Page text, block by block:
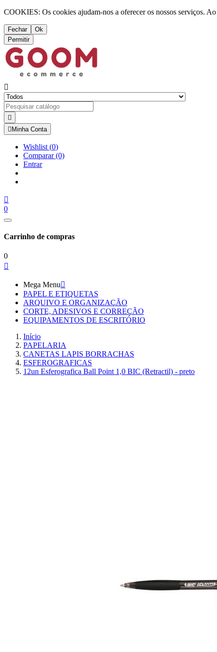
COOKIES: Os cookies ajudam-nos a oferecer os nossos serviços.
Fechar
Ok
Permitir


 Minha Conta
Wishlist (0)
Comparar(0)
Entrar

0
Carrinho de compras
0

Mega Menu
PAPEL E ETIQUETAS
ARQUIVO E ORGANIZAÇÃO
CORTE, ADESIVOS E CORREÇÃO
EQUIPAMENTOS DE ESCRITÓRIO
Início
PAPELARIA
CANETAS LAPIS BORRACHAS
ESFEROGRAFICAS
12un Esferografica Ball Point 1,0 BIC (Retractil) - preto